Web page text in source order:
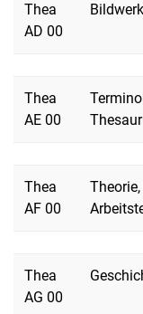
Thea
AD 00
Thea
AE 00
Thea
AF 00
Thea
AG 00